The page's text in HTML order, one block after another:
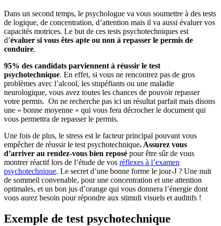
Dans un second temps, le psychologue va vous soumettre à des tests
de logique, de concentration, d’attention mais il va aussi évaluer vos
capacités motrices. Le but de ces tests psychotechniques est
d’évaluer si vous êtes apte ou non à repasser le permis de
conduire.
95% des candidats parviennent à réussir le test
psychotechnique. En effet, si vous ne rencontrez pas de gros
problèmes avec l’alcool, les stupéfiants ou une maladie
neurologique, vous avez toutes les chances de pouvoir repasser
votre permis. On ne recherche pas ici un résultat parfait mais disons
une « bonne moyenne » qui vous fera décrocher le document qui
vous permettra de repasser le permis.
Une fois de plus, le stress est le facteur principal pouvant vous
empêcher de réussir le test psychotechnique. Assurez vous
d’arriver au rendez-vous bien reposé pour être sûr de vous
montrer réactif lors de l’étude de vos réflexes à l’examen
psychotechnique. Le secret d’une bonne forme le jour-J ? Une nuit
de sommeil convenable, pour une concentration et une attention
optimales, et un bon jus d’orange qui vous donnera l’énergie dont
vous aurez besoin pour répondre aux stimuli visuels et auditifs !
Exemple de test psychotechnique